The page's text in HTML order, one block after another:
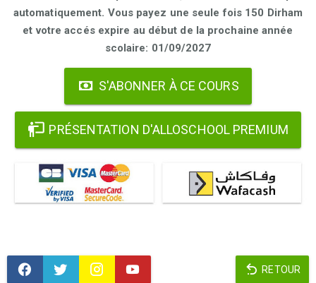
automatiquement. Vous payez une seule fois 150 Dirham
et votre accés expire au début de la prochaine année
scolaire: 01/09/2027
S'ABONNER À CE COURS
PRÉSENTATION D'ALLOSCHOOL PREMIUM
RETOUR